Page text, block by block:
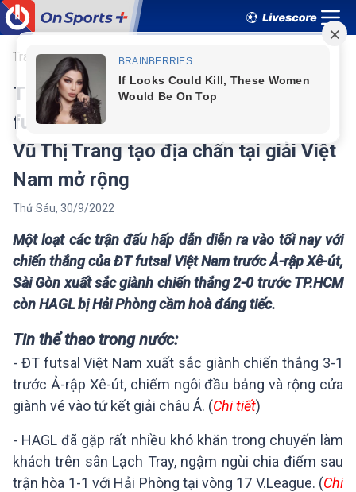
Trang chủ Thể thao Các môn khác
Tin thể thao tổng hợp ngày 30/9: ĐT
futsal Việt Nam rộng cửa vào tứ kết,
Vũ Thị Trang tạo địa chấn tại giải Việt
Nam mở rộng
Thứ Sáu, 30/9/2022
Một loạt các trận đấu hấp dẫn diễn ra vào tối nay với
chiến thắng của ĐT futsal Việt Nam trước Ả-rập Xê-út,
Sài Gòn xuất sắc giành chiến thắng 2-0 trước TP.HCM
còn HAGL bị Hải Phòng cầm hoà đáng tiếc.
Tin thể thao trong nước:
- ĐT futsal Việt Nam xuất sắc giành chiến thắng 3-1
trước Ả-rập Xê-út, chiếm ngôi đầu bảng và rộng cửa
giành vé vào tứ kết giải châu Á. (Chi tiết)
- HAGL đã gặp rất nhiều khó khăn trong chuyến làm
khách trên sân Lạch Tray, ngậm ngùi chia điểm sau
trận hòa 1-1 với Hải Phòng tại vòng 17 V.League. (Chi